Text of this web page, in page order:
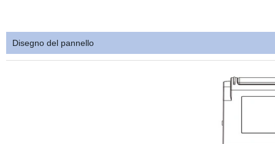
Disegno del pannello